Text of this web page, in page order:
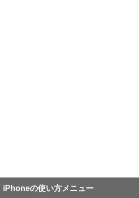
iPhoneの使い方メニュー